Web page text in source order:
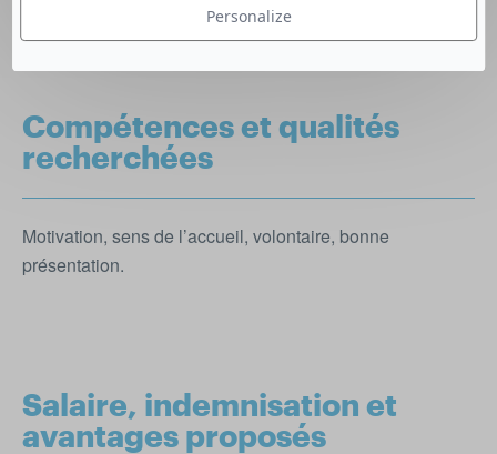
indispensable (pas de transports en commun). Horaires :
samedi et dimanche de 7 h à 15 h.
Compétences et qualités
recherchées
Motivation, sens de l’accueil, volontaire, bonne
présentation.
Salaire, indemnisation et
avantages proposés
Personalize